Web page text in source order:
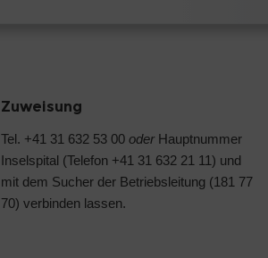
Zuweisung
Tel. +41 31 632 53 00 oder Hauptnummer
Inselspital (Telefon +41 31 632 21 11) und
mit dem Sucher der Betriebsleitung (181 77
70) verbinden lassen.